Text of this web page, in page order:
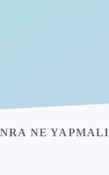
NE YAPMALI